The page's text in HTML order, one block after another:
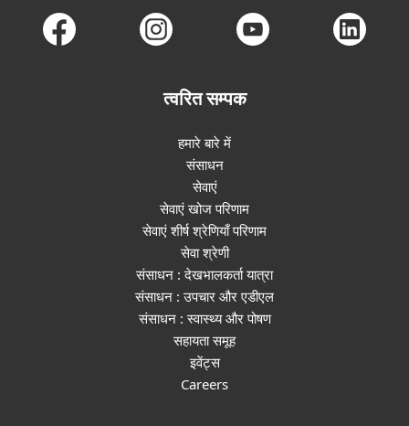
त्वरित सम्पक
हमारे बारे में
संसाधन
सेवाएं
सेवाएं खोज परिणाम
सेवाएं शीर्ष श्रेणियाँ परिणाम
सेवा श्रेणी
संसाधन : देखभालकर्ता यात्रा
संसाधन : उपचार और एडीएल
संसाधन : स्वास्थ्य और पोषण
सहायता समूह
इवेंट्स
Careers